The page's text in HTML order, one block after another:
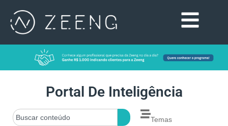
Portal De Inteligência
Temas